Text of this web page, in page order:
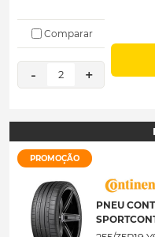
Comparar
- 2 +
PROMOÇÃO
PNEU